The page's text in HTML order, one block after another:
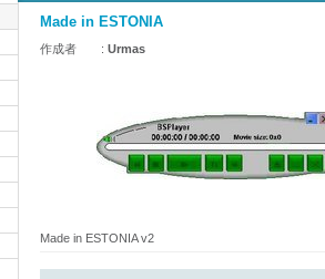
Made in ESTONIA
作成者 : Urmas
Made in ESTONIA v2